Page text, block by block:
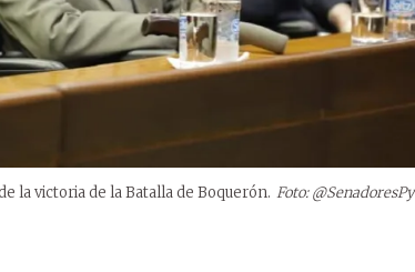
la victoria de la Batalla de Boquerón. Foto: @SenadoresPy